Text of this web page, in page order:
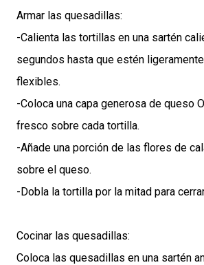
Armar las quesadillas:
-Calienta las tortillas en una sartén
segundos hasta que estén
flexibles.
-Coloca una capa generosa de queso
fresco sobre cada tortilla.
-Añade una porción de las flores de
sobre el queso.
-Dobla la tortilla por la mitad para
Cocinar las quesadillas:
Coloca las quesadillas en una sartén